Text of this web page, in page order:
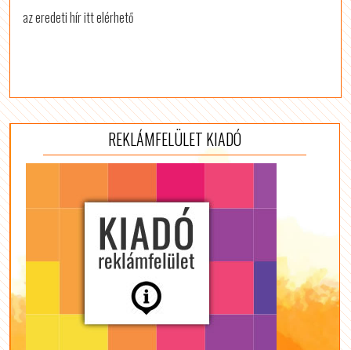
az eredeti hír itt elérhető
REKLÁMFELÜLET KIADÓ